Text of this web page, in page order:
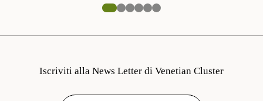
Iscriviti alla News Letter di Venetian Cluster